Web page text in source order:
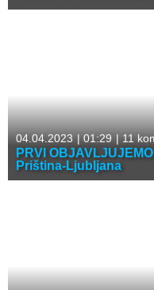
04.04.2023 |01:29 |11
PRVI
Priština-Ljubljana